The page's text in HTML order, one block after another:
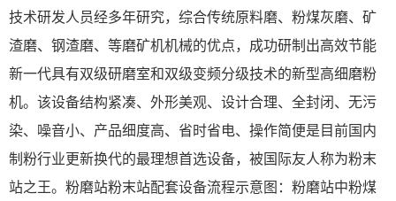
技术研发人员经多年研究，综合传统原料磨、粉煤灰磨、矿
渣磨、钢渣磨、等磨矿机机械的优点，成功研制出高效节能
新一代具有双级研磨室和双级变频分级技术的新型高细磨粉
机。该设备结构紧凑、外形美观、设计合理、全封闭、无污
染、噪音小、产品细度高、省时省电、操作简便是目前国内
制粉行业更新换代的最理想首选设备，被国际友人称为粉末
站之王。粉磨站粉末站配套设备流程示意图：粉磨站中粉煤